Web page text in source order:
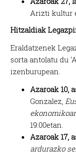
Arizti kultur
Hitzaldiak
Eraldatzenek
sorta antolatu du
izenburupean.
Azaroak 10,
Gonzalez,
19:00etan.
Azaroak 17,
ardurazko